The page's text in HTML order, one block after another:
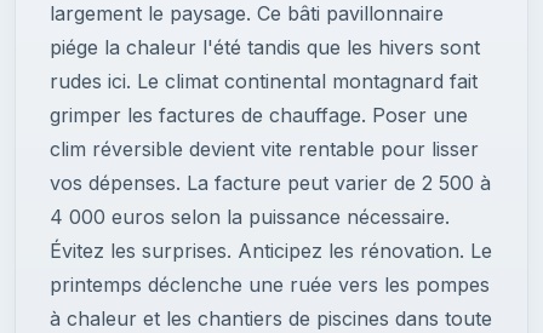
largement le paysage. Ce bâti pavillonnaire
piége la chaleur l'été tandis que les hivers sont
rudes ici. Le climat continental montagnard fait
grimper les factures de chauffage. Poser une
clim réversible devient vite rentable pour lisser
vos dépenses. La facture peut varier de 2 500 à
4 000 euros selon la puissance nécessaire.
Évitez les surprises. Anticipez les rénovation. Le
printemps déclenche une ruée vers les pompes
à chaleur et les chantiers de piscines dans toute